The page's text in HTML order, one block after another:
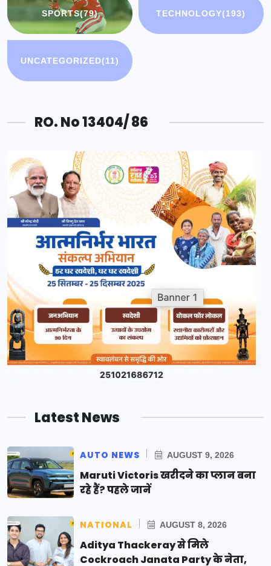
SPORTS(79) TECHNOLOGY(193)
UNCATEGORIZED(11)
RO. No 13404/ 86
Latest News
AUTO NEWS AUGUST 9, 2026
Maruti Victoris खरीदने का प्लान बना
रहे हैं? पहले जानें
NATIONAL AUGUST 8, 2026
Aditya Thackeray से मिले
Cockroach Janata Party के नेता,